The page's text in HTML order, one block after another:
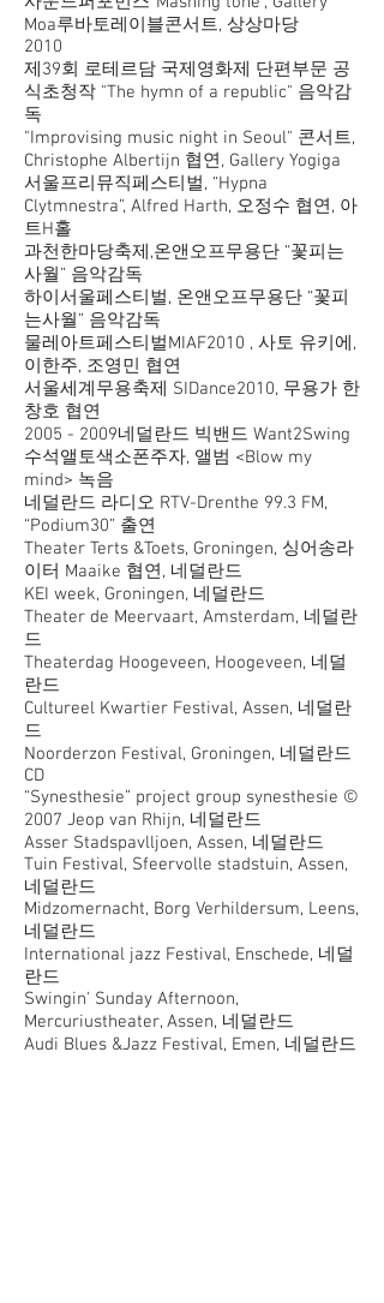
Moa루바토레이블콘서트, 상상마당
2010
제39회 로테르담 국제영화제 단편부문 공
식초청작 "The hymn of a republic" 음악감
독
"Improvising music night in Seoul" 콘서트,
Christophe Albertijn 협연, Gallery Yogiga
서울프리뮤직페스티벌, “Hypna
Clytmnestra”, Alfred Harth, 오정수 협연, 아
트H홀
과천한마당축제,온앤오프무용단 “꽃피는
사월” 음악감독
하이서울페스티벌, 온앤오프무용단 “꽃피
는사월” 음악감독
물레아트페스티벌MIAF2010 , 사토 유키에,
이한주, 조영민 협연
서울세계무용축제 SIDance2010, 무용가 한
창호 협연
2005 - 2009네덜란드 빅밴드 Want2Swing
수석앨토색소폰주자, 앨범 <Blow my
mind> 녹음
네덜란드 라디오 RTV-Drenthe 99.3 FM,
“Podium30” 출연
Theater Terts &Toets, Groningen, 싱어송라
이터 Maaike 협연, 네덜란드
KEI week, Groningen, 네덜란드
Theater de Meervaart, Amsterdam, 네덜란
드
Theaterdag Hoogeveen, Hoogeveen, 네덜
란드
Cultureel Kwartier Festival, Assen, 네덜란
드
Noorderzon Festival, Groningen, 네덜란드
CD
“Synesthesie” project group synesthesie ©
2007 Jeop van Rhijn, 네덜란드
Asser Stadspavlljoen, Assen, 네덜란드
Tuin Festival, Sfeervolle stadstuin, Assen,
네덜란드
Midzomernacht, Borg Verhildersum, Leens,
네덜란드
International jazz Festival, Enschede, 네덜
란드
Swingin' Sunday Afternoon,
Mercuriustheater, Assen, 네덜란드
Audi Blues &Jazz Festival, Emen, 네덜란드